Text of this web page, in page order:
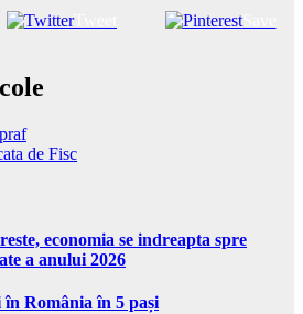
Tweet Save
de Fisc
economia se indreapta spre
a anului 2026
în România în 5 pași